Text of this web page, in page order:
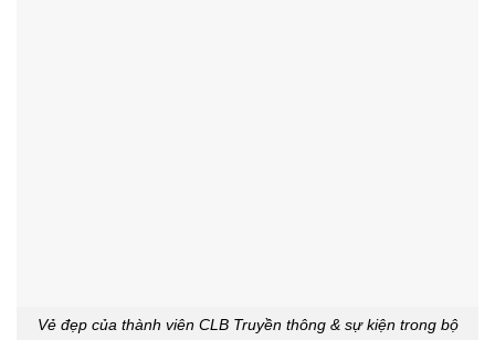
Vẻ đẹp của thành viên CLB Truyền thông & sự kiện trong bộ